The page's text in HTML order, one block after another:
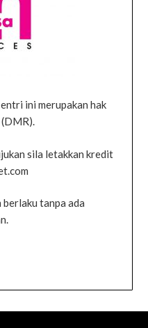
ini merupakan hak
sila letakkan kredit
berlaku tanpa ada